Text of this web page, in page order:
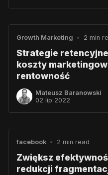
Growth Marketing • 2 min
Strategie
koszty
rentowność
Mateusz Baranowski
02 lip 2022
facebook • 2 min read
Zwiększ
redukcji